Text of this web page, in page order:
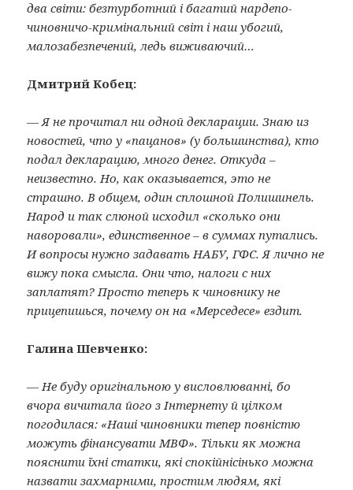
два світи: безтурботний і багатий нардепо-
чиновничо-кримінальний світ і наш убогий,
малозабезпечений, ледь виживаючий…
Дмитрий Кобец:
— Я не прочитал ни одной декларации. Знаю из
новостей, что у «пацанов» (у большинства), кто
подал декларацию, много денег. Откуда –
неизвестно. Но, как оказывается, это не
страшно. В общем, один сплошной Полишинель.
Народ и так слюной исходил «сколько они
наворовали», единственное – в суммах путались.
И вопросы нужно задавать НАБУ, ГФС. Я лично не
вижу пока смысла. Они что, налоги с них
заплатят? Просто теперь к чиновнику не
прицепишься, почему он на «Мерседесе» ездит.
Галина Шевченко:
— Не буду оригінальною у висловлюванні, бо
вчора вичитала його з Інтернету й цілком
погодилася: «Наші чиновники тепер повністю
можуть фінансувати МВФ». Тільки як можна
пояснити їхні статки, які спокійнісінько можна
назвати захмарними, простим людям, які